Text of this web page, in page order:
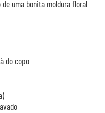
uma bonita moldura floral
do copo